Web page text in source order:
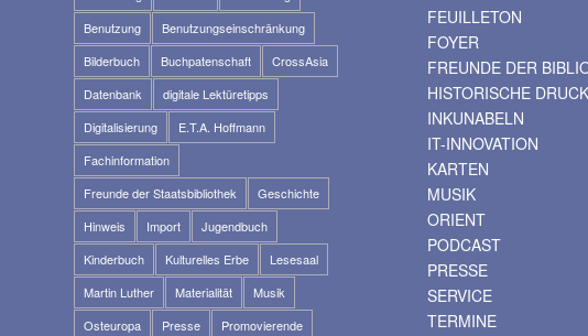
Benutzung
Benutzungseinschränkung
Bilderbuch
Buchpatenschaft
CrossAsia
Datenbank
digitale Lektüretipps
Digitalisierung
E.T.A. Hoffmann
Fachinformation
Freunde der Staatsbibliothek
Geschichte
Hinweis
Import
Jugendbuch
Kinderbuch
Kulturelles Erbe
Lesesaal
Martin Luther
Materialität
Musik
Osteuropa
Presse
Promovierende
FEUILLETON
FOYER
FREUNDE DER
HISTORISCHE
INKUNABELN
IT-INNOVATION
KARTEN
MUSIK
ORIENT
PODCAST
PRESSE
SERVICE
TERMINE